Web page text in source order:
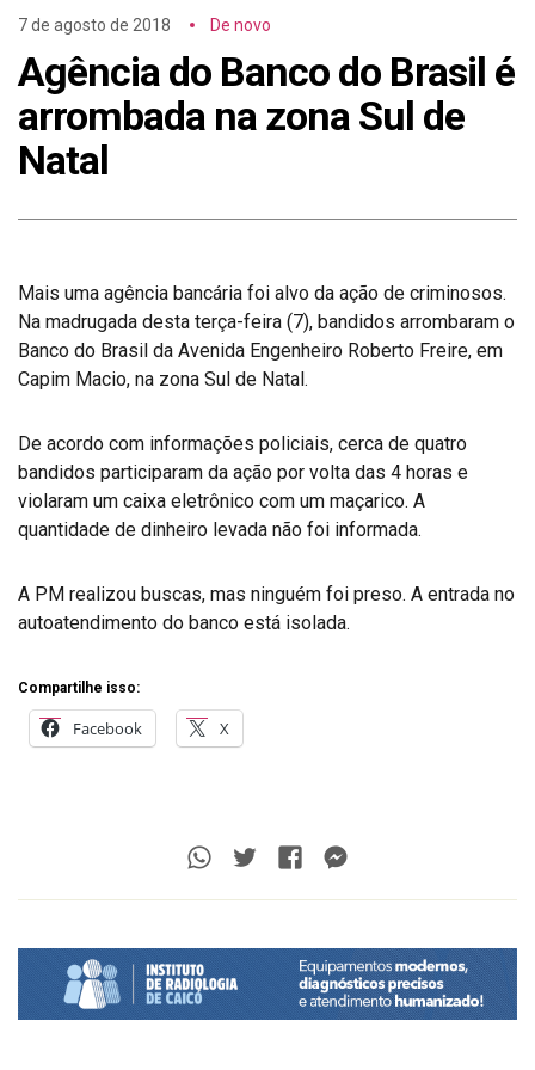
7 de agosto de 2018 De novo
Agência do Banco do Brasil é
arrombada na zona Sul de
Natal
Mais uma agência bancária foi alvo da ação de criminosos.
Na madrugada desta terça-feira (7), bandidos arrombaram o
Banco do Brasil da Avenida Engenheiro Roberto Freire, em
Capim Macio, na zona Sul de Natal.
De acordo com informações policiais, cerca de quatro
bandidos participaram da ação por volta das 4 horas e
violaram um caixa eletrônico com um maçarico. A
quantidade de dinheiro levada não foi informada.
A PM realizou buscas, mas ninguém foi preso. A entrada no
autoatendimento do banco está isolada.
Compartilhe isso:
Facebook X
Whatsapp
TwitterFacebook